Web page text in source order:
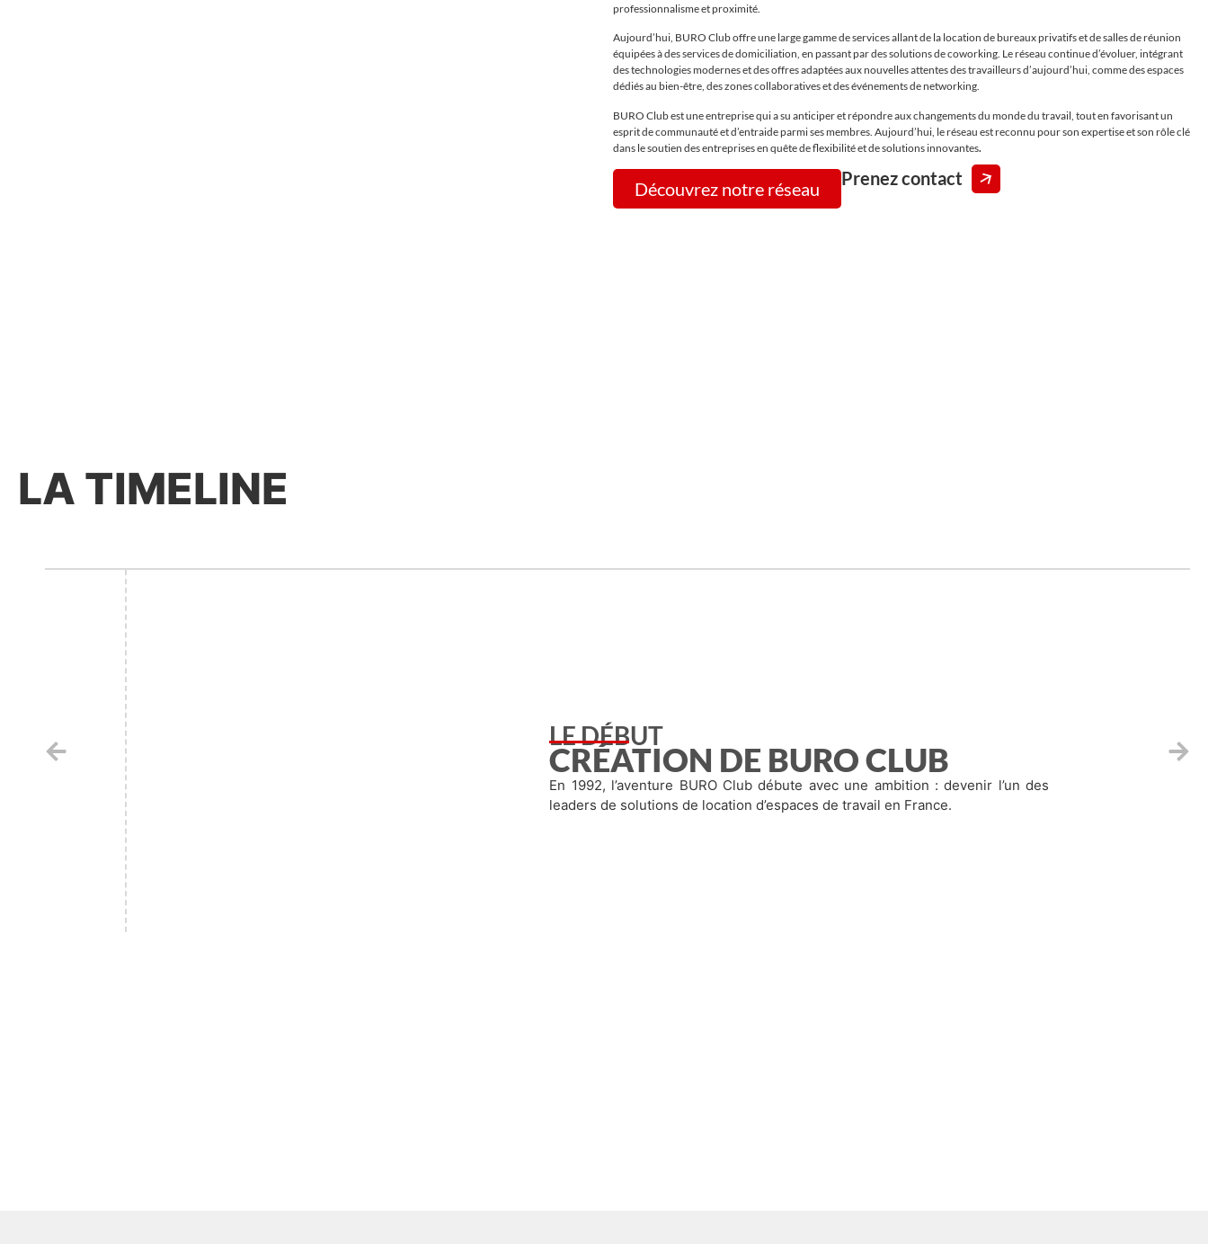
professionnalisme et proximité.
Aujourd’hui, BURO Club offre une large gamme de services allant de la location de bureaux privatifs et de salles de réunion
équipées à des services de domiciliation, en passant par des solutions de coworking. Le réseau continue d’évoluer, intégrant
des technologies modernes et des offres adaptées aux nouvelles attentes des travailleurs d’aujourd’hui, comme des espaces
dédiés au bien-être, des zones collaboratives et des événements de networking.
BURO Club est une entreprise qui a su anticiper et répondre aux changements du monde du travail, tout en favorisant un
esprit de communauté et d’entraide parmi ses membres. Aujourd’hui, le réseau est reconnu pour son expertise et son rôle clé
dans le soutien des entreprises en quête de flexibilité et de solutions innovantes.
Découvrez notre réseau Prenez contact
LA TIMELINE
LE DÉBUT
CRÉATION DE BURO CLUB
En 1992, l’aventure BURO Club débute avec une ambition : devenir l’un des
leaders de solutions de location d’espaces de travail en France.